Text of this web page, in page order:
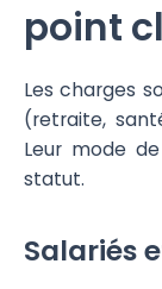
point
Les charges
(retraite,
Leur mode
statut.
Salariés